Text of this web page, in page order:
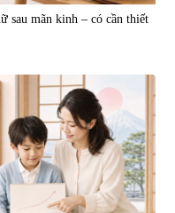
uống hỗ trợ cải thiện thoát
đệm Kyoto Has 30 viên
|14.560
đ
sau mãn kinh – có cần thiết